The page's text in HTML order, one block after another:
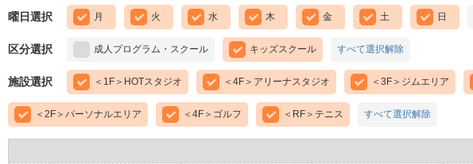
曜日選択 月 火 水 木 金 土 日
区分選択 成人プログラム・スクール キッズスクール すべて選択解除
施設選択 ＜1F＞HOTスタジオ ＜4F＞アリーナスタジオ ＜3F＞ジムエリア
＜2F＞パーソナルエリア ＜4F＞ゴルフ ＜RF＞テニス すべて選択解除